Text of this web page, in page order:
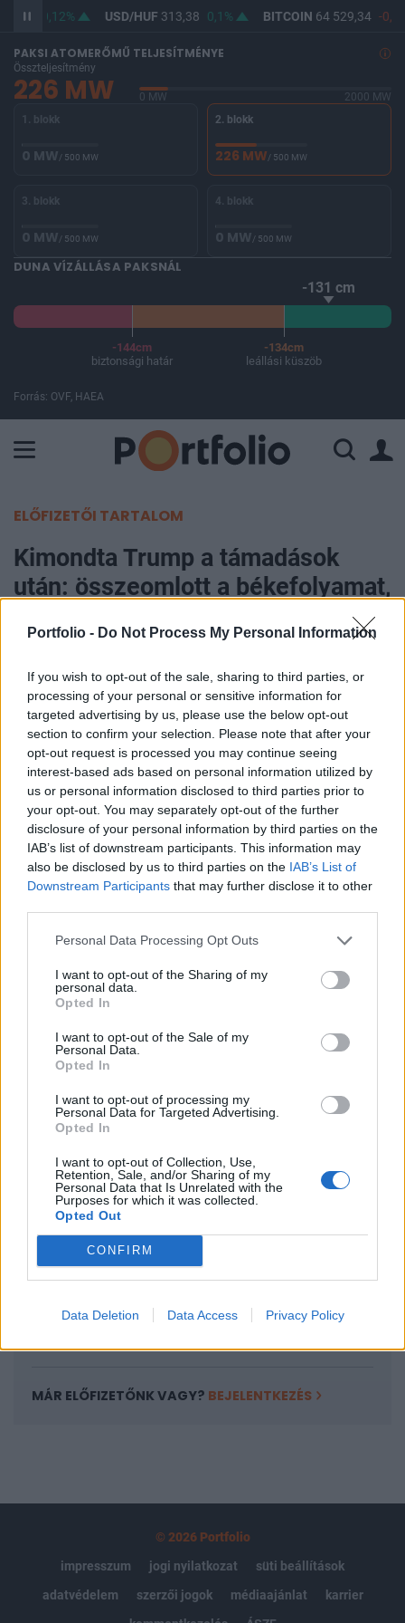
Portfolio - Do Not Process My Personal Information
If you wish to opt-out of the sale, sharing to third parties, or
processing of your personal or sensitive information for
targeted advertising by us, please use the below opt-out
section to confirm your selection. Please note that after your
opt-out request is processed you may continue seeing
interest-based ads based on personal information utilized by
us or personal information disclosed to third parties prior to
your opt-out. You may separately opt-out of the further
disclosure of your personal information by third parties on the
IAB’s list of downstream participants. This information may
also be disclosed by us to third parties on the IAB’s List of
Downstream Participants that may further disclose it to other
Personal Data Processing Opt Outs
I want to opt-out of the Sharing of my
personal data.
Opted In
I want to opt-out of the Sale of my
Personal Data.
Opted In
I want to opt-out of processing my
Personal Data for Targeted Advertising.
Opted In
I want to opt-out of Collection, Use,
Retention, Sale, and/or Sharing of my
Personal Data that Is Unrelated with the
Purposes for which it was collected.
Opted Out
CONFIRM
Data Deletion Data Access Privacy Policy
0,12% USD/HUF313,38 0,1% BITCOIN64 529,34 -
PAKSI ATOMERŐMŰ TELJESÍTMÉNYE
Összteljesítmény
226 MW 0 MW
2000 MW
1. blokk
0 MW/ 500 MW
2. blokk
226 MW/ 500 MW
3. blokk
0 MW/ 500 MW
4. blokk
0 MW/ 500 MW
DUNA VÍZÁLLÁSA PAKSNÁL
-131 cm
-144cm
biztonsági határ
-134cm
leállási küszöb
Forrás: OVF, HAEA
ELŐFIZETŐI TARTALOM
Kimondta Trump a támadások
után: összeomlott a békefolyamat,
köztársasággal
Szabó Ákos
2026. július 08. 10:41
Donald Trump szerda délelőtt kijelentette,
érvényét vesztette az Irán és Egyesült Államok
közötti szándéknyilatkozat a fegyveres konfliktus
lezárásáról. Az amerikai elnök egyúttal hangot
adott annak, hogy nem kíván tárgyalni Teheránnal
- számol be a Reuters.
Trump a NATO-csúcstalálkozó előtt, a török fővárosban,
Ankarában nyilatkozott az újságíróknak. Az amerikai elnök
feloldása érdekében, június közepén aláírt megállapodás "a
részéről lezártnak tekinthető". Trump egyértelművé tette azt
vezetéssel, mert...
KEDVES OLVASÓNK!
A keresett cikk a portfolio.hu hírarchívumához
tartozik, melynek olvasása előfizetéses
regisztrációhoz kötött.
Az előfizetés a következőket tartalmazza:
Portfolio.hu teljes cikkarchívum
Kötéslisták: BÉT elmúlt 2 év napon belüli
kötéslistái
MÁR ELŐFIZETŐNK VAGY? BEJELENTKEZÉS
© 2026 Portfolio
impresszum
jogi nyilatkozat
süti beállítások
adatvédelem
szerzői jogok médiaajánlat
karrier